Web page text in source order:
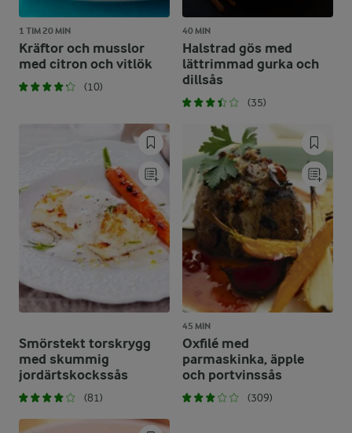
1 TIM 20 MIN
Kräftor och musslor
med citron och vitlök
(10)
40 MIN
Halstrad gös med
lättrimmad gurka och
dillsås
(35)
Smörstekt torskrygg
med skummig
jordärtskockssås
(81)
45 MIN
Oxfilé med
parmaskinka, äpple
och portvinssås
(309)